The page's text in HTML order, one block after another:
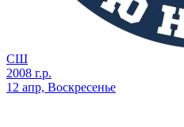
СШ
2008 г.р.
12 апр, Воскресенье